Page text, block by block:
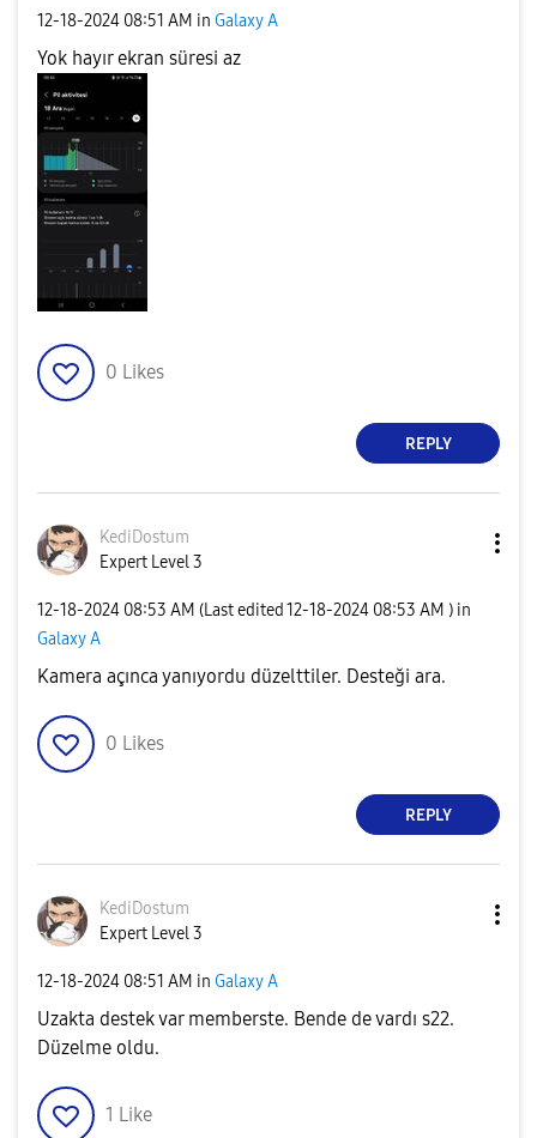
‎12-18-2024 08:51 AM in Galaxy A
Yok hayır ekran süresi az
0 Likes
REPLY
KediDostum
Expert Level 3
‎12-18-2024 08:53 AM (Last edited ‎12-18-2024 08:53 AM ) in
Galaxy A
Kamera açınca yanıyordu düzelttiler. Desteği ara.
0 Likes
REPLY
KediDostum
Expert Level 3
‎12-18-2024 08:51 AM in Galaxy A
Uzakta destek var memberste. Bende de vardı s22.
Düzelme oldu.
1 Like